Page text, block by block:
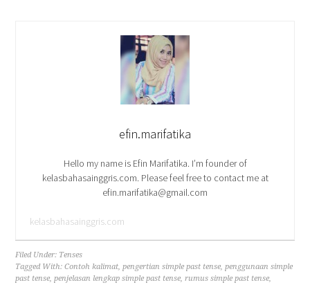
efin.marifatika
Hello my name is Efin Marifatika. I’m founder of
kelasbahasainggris.com. Please feel free to contact me at
efin.marifatika@gmail.com
kelasbahasainggris.com
Filed Under: Tenses
Tagged With:Contoh kalimat,pengertian simple past tense,penggunaan simple
past tense,penjelasan lengkap simple past tense,rumus simple past tense,